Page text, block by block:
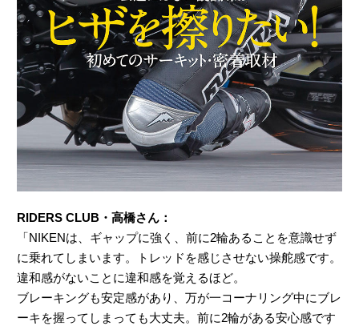
RIDERS CLUB・高橋さん：
「NIKENは、ギャップに強く、前に2輪あることを意識せず
に乗れてしまいます。トレッドを感じさせない操舵感です。
違和感がないことに違和感を覚えるほど。
ブレーキングも安定感があり、万が一コーナリング中にブレ
ーキを握ってしまっても大丈夫。前に2輪がある安心感です